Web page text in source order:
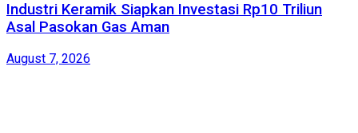
Industri Keramik Siapkan Investasi Rp10 Triliun
Asal Pasokan Gas Aman
August 7, 2026